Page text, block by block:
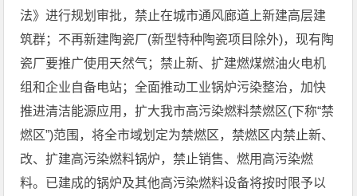
法》进行规划审批，禁止在城市通风廊道上新建高层建
筑群；不再新建陶瓷厂(新型特种陶瓷项目除外)，现有陶
瓷厂要推广使用天然气；禁止新、扩建燃煤燃油火电机
组和企业自备电站；全面推动工业锅炉污染整治，加快
推进清洁能源应用，扩大我市高污染燃料禁燃区(下称“禁
燃区”)范围，将全市域划定为禁燃区，禁燃区内禁止新、
改、扩建高污染燃料锅炉，禁止销售、燃用高污染燃
料。已建成的锅炉及其他高污染燃料设备将按时限予以